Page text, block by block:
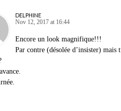
DELPHINE
Nov 12, 2017 at 16:44
Encore un look magnifique!!!
Par contre (désolée d’insister) mais